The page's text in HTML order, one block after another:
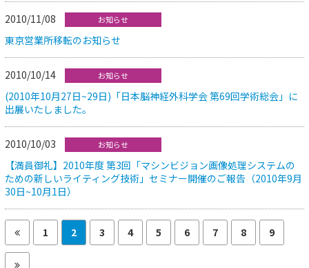
2010/11/08 お知らせ
東京営業所移転のお知らせ
2010/10/14 お知らせ
(2010年10月27日~29日)「日本脳神経外科学会 第69回学術総会」に
出展いたしました。
2010/10/03 お知らせ
【満員御礼】2010年度 第3回「マシンビジョン画像処理システムの
ための新しいライティング技術」セミナー開催のご報告（2010年9月
30日~10月1日）
1 2 3 4 5 6 7 8 9